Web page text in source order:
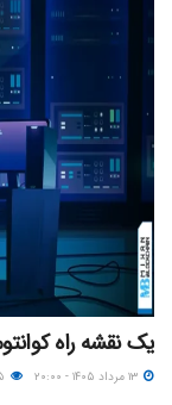
یک نقشه راه